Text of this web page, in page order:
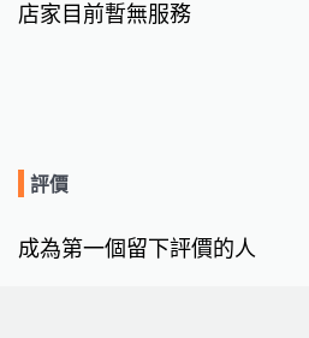
店家目前暫無服務
評價
成為第一個留下評價的人